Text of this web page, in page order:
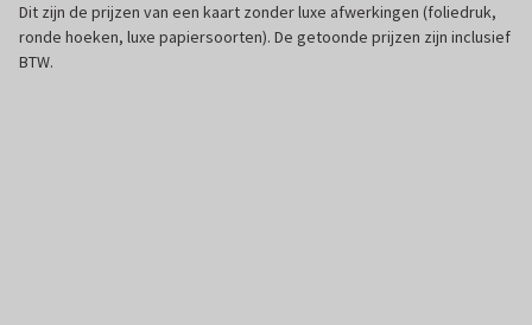
Dit zijn de prijzen van een kaart zonder luxe afwerkingen (foliedruk,
ronde hoeken, luxe papiersoorten). De getoonde prijzen zijn inclusief
BTW.